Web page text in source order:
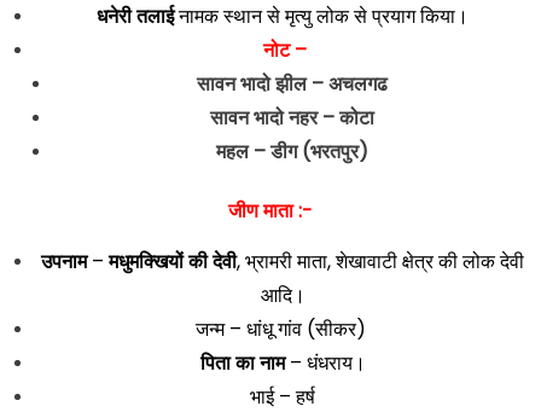
धनेरी तलाईनामक स्थान से मृत्यु लोक से प्रयाग किया।
नोट –
सावन भादो झील – अचलगढ
सावन भादो नहर – कोटा
महल – डीग (भरतपुर)
जीण माता:-
उपनाम–मधुमक्खियों की देवी, भ्रामरी माता, शेखावाटी क्षेत्र की लोक देवी
आदि।
जन्म – धांधू गांव (सीकर)
पिता का नाम– धंधराय।
भाई – हर्ष